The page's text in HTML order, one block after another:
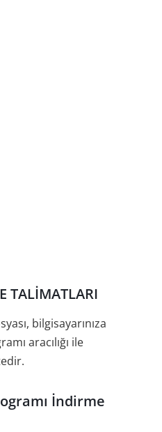
TALİMATLARI
bilgisayarınıza
aracılığı ile
İndirme